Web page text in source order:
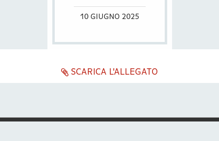
10 GIUGNO 2025
SCARICA L'ALLEGATO